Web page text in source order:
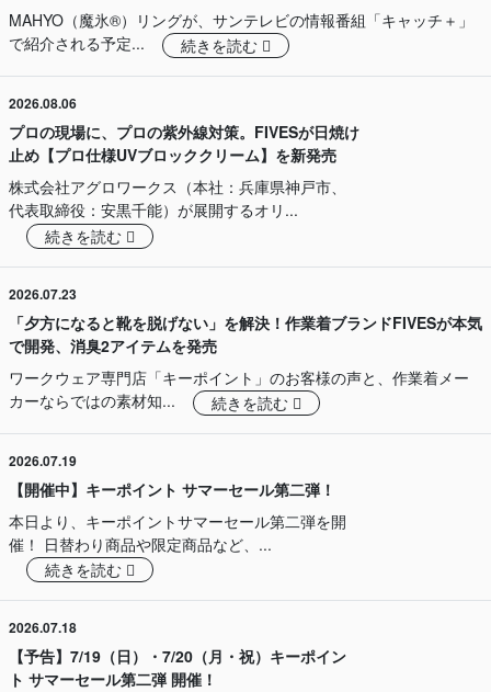
MAHYO（魔氷®）リングが、サンテレビの情報番組「キャッチ＋」
で紹介される予定...
続きを読む
2026.08.06
プロの現場に、プロの紫外線対策。FIVESが日焼け
止め【プロ仕様UVブロッククリーム】を新発売
株式会社アグロワークス（本社：兵庫県神戸市、
代表取締役：安黒千能）が展開するオリ...
続きを読む
2026.07.23
「夕方になると靴を脱げない」を解決！作業着ブランドFIVESが本気
で開発、消臭2アイテムを発売
ワークウェア専門店「キーポイント」のお客様の声と、作業着メー
カーならではの素材知...
続きを読む
2026.07.19
【開催中】キーポイント サマーセール第二弾！
本日より、キーポイントサマーセール第二弾を開
催！ 日替わり商品や限定商品など、...
続きを読む
2026.07.18
【予告】7/19（日）・7/20（月・祝）キーポイン
ト サマーセール第二弾 開催！